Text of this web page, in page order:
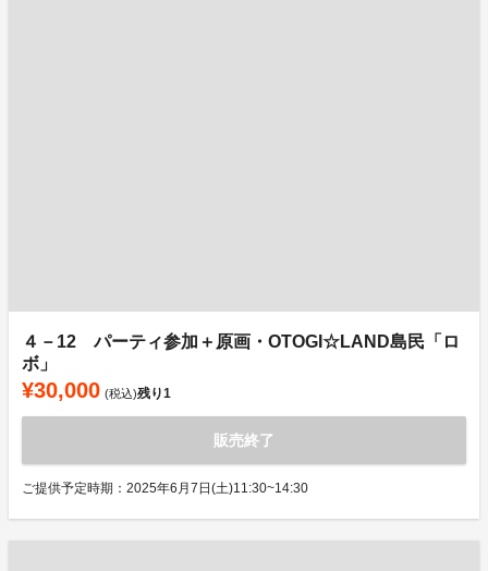
４－12 パーティ参加＋原画・OTOGI☆LAND島民「ロ
ボ」
¥30,000 (税込)残り1
販売終了
ご提供予定時期：2025年6月7日(土)11:30~14:30